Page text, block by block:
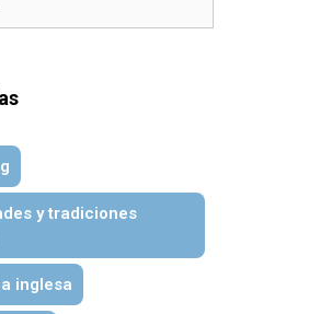
y tradiciones
inglesa